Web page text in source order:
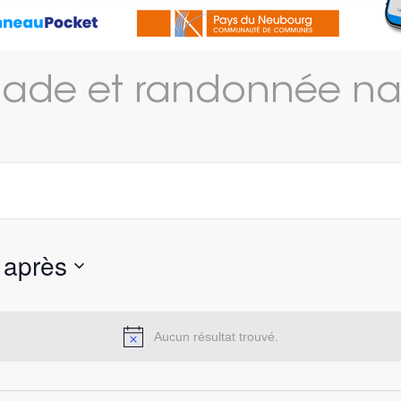
Aucun résultat trouvé.
et randonnée